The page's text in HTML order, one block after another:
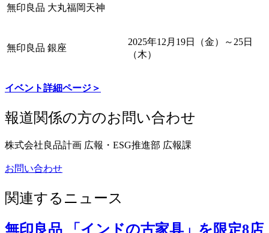
無印良品 大丸福岡天神
無印良品 銀座
2025年12月19日（金）～25日
（木）
イベント詳細ページ＞
報道関係の方のお問い合わせ
株式会社良品計画 広報・ESG推進部 広報課
お問い合わせ
関連するニュース
無印良品 「インドの古家具」を限定8店